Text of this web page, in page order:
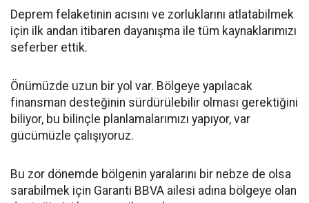
Deprem felaketinin acısını ve zorluklarını atlatabilmek
için ilk andan itibaren dayanışma ile tüm kaynaklarımızı
seferber ettik.
Önümüzde uzun bir yol var. Bölgeye yapılacak
finansman desteğinin sürdürülebilir olması gerektiğini
biliyor, bu bilinçle planlamalarımızı yapıyor, var
gücümüzle çalışıyoruz.
Bu zor dönemde bölgenin yaralarını bir nebze de olsa
sarabilmek için Garanti BBVA ailesi adına bölgeye olan